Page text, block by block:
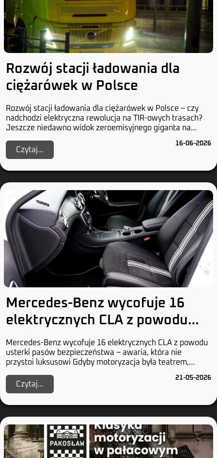
Rozwój stacji ładowania dla
ciężarówek w Polsce
Rozwój stacji ładowania dla ciężarówek w Polsce – czy
nadchodzi elektryczna rewolucja na TIR-owych trasach?
Jeszcze niedawno widok zeroemisyjnego giganta na
Czytaj...
16-06-2026
Mercedes-Benz wycofuje 16
elektrycznych CLA z powodu
usterki pasów bezpieczeństwa
Mercedes-Benz wycofuje 16 elektrycznych CLA z powodu
usterki pasów bezpieczeństwa – awaria, która nie
przystoi luksusowi Gdyby motoryzacja była teatrem,
Czytaj...
21-05-2026